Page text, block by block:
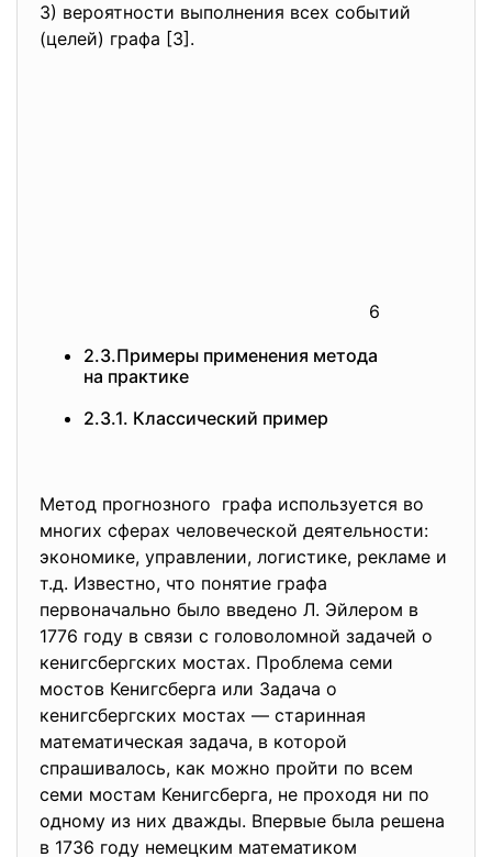
3) вероятности выполнения всех событий
(целей) графа [3].
6
2.3.Примеры применения метода
на практике
2.3.1. Классический пример
Метод прогнозного графа используется во
многих сферах человеческой деятельности:
экономике, управлении, логистике, рекламе и
т.д. Известно, что понятие графа
первоначально было введено Л. Эйлером в
1776 году в связи с головоломной задачей о
кенигсбергских мостах. Проблема семи
мостов Кенигсберга или Задача о
кенигсбергских мостах — старинная
математическая задача, в которой
спрашивалось, как можно пройти по всем
семи мостам Кенигсберга, не проходя ни по
одному из них дважды. Впервые была решена
в 1736 году немецким математиком